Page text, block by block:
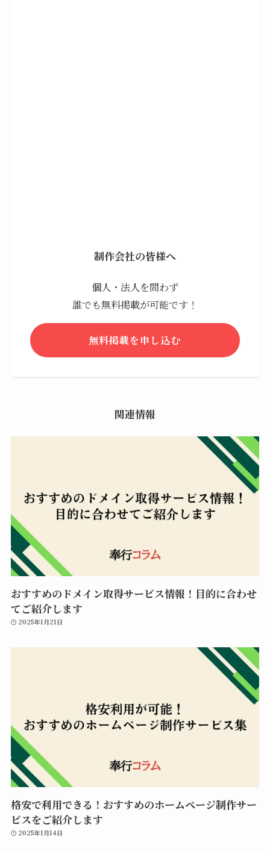
制作会社の皆様へ
個人・法人を問わず
誰でも無料掲載が可能です！
無料掲載を申し込む
関連情報
おすすめのドメイン取得サービス情報！目的に合わせ
てご紹介します
2025年1月21日
格安で利用できる！おすすめのホームページ制作サー
ビスをご紹介します
2025年1月14日